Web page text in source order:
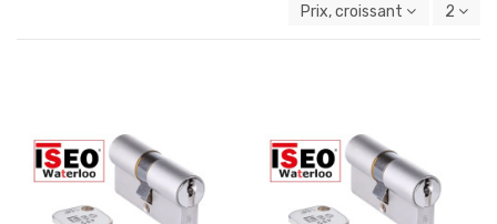
Prix, croissant 2